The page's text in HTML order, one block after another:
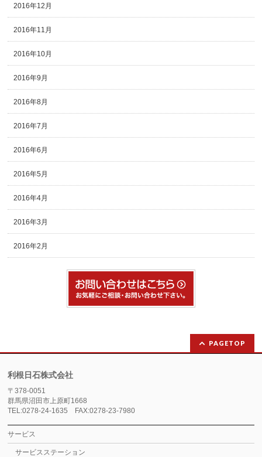
2016年12月
2016年11月
2016年10月
2016年9月
2016年8月
2016年7月
2016年6月
2016年5月
2016年4月
2016年3月
2016年2月
PAGETOP
利根日石株式会社
〒378-0051
群馬県沼田市上原町1668
TEL:0278-24-1635 FAX:0278-23-7980
サービス
サービスステーション